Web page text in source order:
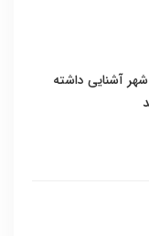
آشنایی داشته